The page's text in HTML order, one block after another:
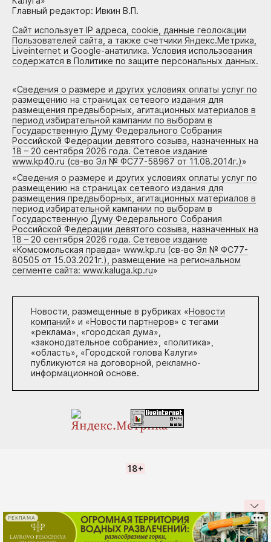
Главный редактор: Ивкин В.П.
Сайт использует IP адреса, cookie, данные геолокации
Пользователей сайта, а также счетчики Яндекс.Метрика,
Liveinternet и Google-анатилика. Условия использования
содержатся в Политике по защите персональных данных.
«Сведения о размере и других условиях оплаты услуг по
размещению на страницах сетевого издания для
размещения предвыборных, агитационных материалов в
период избирательной кампании по выборам в
Государственную Думу Федерального Собрания
Российской Федерации девятого созыва, назначенных на
18 – 20 сентября 2026 года. Сетевое издание
www.kp40.ru (св-во Эл № ФС77-58967 от 11.08.2014г.)»
«Сведения о размере и других условиях оплаты услуг по
размещению на страницах сетевого издания для
размещения предвыборных, агитационных материалов в
период избирательной кампании по выборам в
Государственную Думу Федерального Собрания
Российской Федерации девятого созыва, назначенных на
18 – 20 сентября 2026 года. Сетевое издание
«Комсомольская правда» www.kp.ru (св-во Эл № ФС77-
80505 от 15.03.2021г.), размещение на региональном
сегменте сайта: www.kaluga.kp.ru»
Новости, размещенные в рубриках «Новости
компаний» и «Новости партнеров» с тегами
«реклама», «городская дума»,
«законодательное собрание», «политика»,
«область», «Городской голова Калуги»
публикуются на договорной, рекламно-
информационной основе.
18+
РЕКЛАМА